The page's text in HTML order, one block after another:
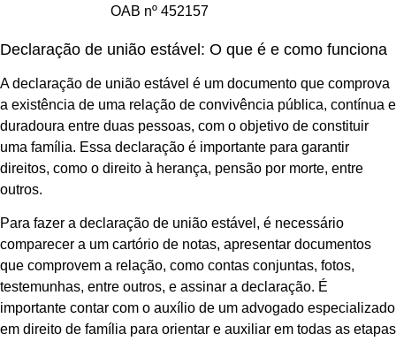
OAB nº 452157
Declaração de união estável: O que é e como funciona
A declaração de união estável é um documento que comprova
a existência de uma relação de convivência pública, contínua e
duradoura entre duas pessoas, com o objetivo de constituir
uma família. Essa declaração é importante para garantir
direitos, como o direito à herança, pensão por morte, entre
outros.
Para fazer a declaração de união estável, é necessário
comparecer a um cartório de notas, apresentar documentos
que comprovem a relação, como contas conjuntas, fotos,
testemunhas, entre outros, e assinar a declaração. É
importante contar com o auxílio de um advogado especializado
em direito de família para orientar e auxiliar em todas as etapas